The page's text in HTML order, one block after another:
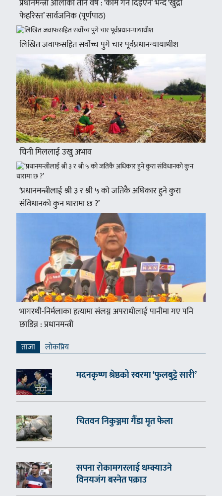
फेहरिस्त’ सार्वजनिक (पूर्णपाठ)
लिखित जवाफसहित सर्वोच्च पुगे चार पूर्वप्रधानन्यायाधीश
चिनी मिललाई उखु अभाव
‘प्रधानमन्त्रीलाई श्री ३ र श्री ५ को जतिकै अधिकार हुने कुरा
संविधानको कुन धारामा छ ?’
भागरथी-निर्मलाका हत्यामा संलग्न अपराधीलाई पानीमा गए पनि
छाडिन्न : प्रधानमन्त्री
ताजा लाेकप्रिय
मदनकृष्ण श्रेष्ठको स्वरमा ‘फुलबुट्टे सारी’
चितवन निकुञ्जमा गैँडा मृत फेला
सपना रोकामगरलाई धम्क्याउने
विनयजंग बस्नेत पक्राउ